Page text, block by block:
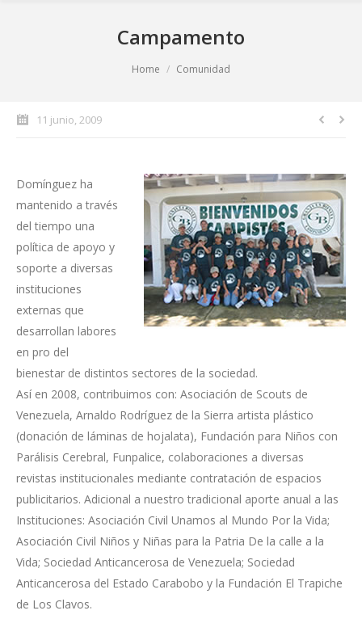
Campamento
Home Comunidad
11 junio, 2009
Domínguez ha
mantenido a través
del tiempo una
política de apoyo y
soporte a diversas
instituciones
externas que
desarrollan labores
en pro del
bienestar de distintos sectores de la sociedad.
Así en 2008, contribuimos con: Asociación de Scouts de
Venezuela, Arnaldo Rodríguez de la Sierra artista plástico
(donación de láminas de hojalata), Fundación para Niños con
Parálisis Cerebral, Funpalice, colaboraciones a diversas
revistas institucionales mediante contratación de espacios
publicitarios. Adicional a nuestro tradicional aporte anual a las
Instituciones: Asociación Civil Unamos al Mundo Por la Vida;
Asociación Civil Niños y Niñas para la Patria De la calle a la
Vida; Sociedad Anticancerosa de Venezuela; Sociedad
Anticancerosa del Estado Carabobo y la Fundación El Trapiche
de Los Clavos.